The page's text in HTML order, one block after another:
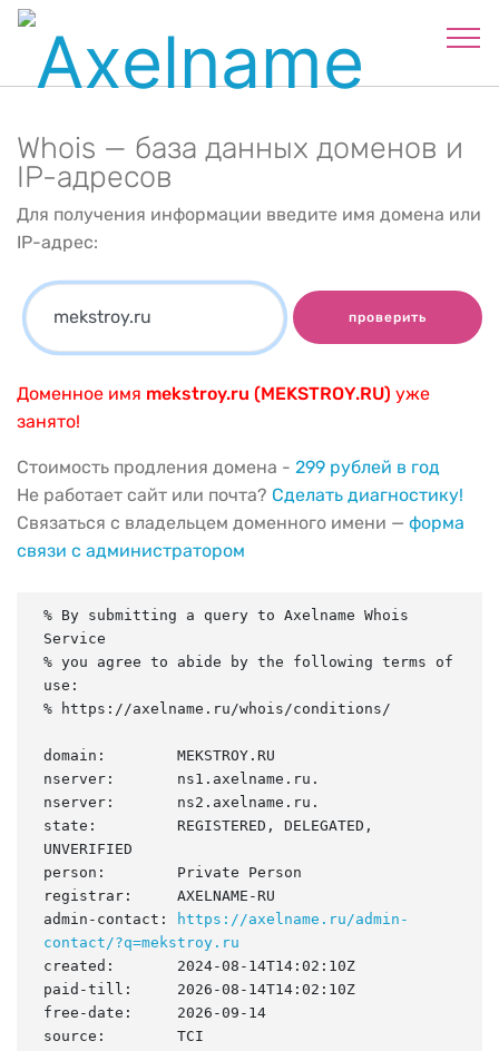
Whois — база данных доменов и
IP-адресов
Для получения информации введите имя домена или
IP-адрес:
проверить
Доменное имя mekstroy.ru (MEKSTROY.RU) уже
занято!
Стоимость продления домена - 299 рублей в год
Не работает сайт или почта? Сделать диагностику!
Связаться с владельцем доменного имени — форма
связи с администратором
% By submitting a query to Axelname Whois
Service
% you agree to abide by the following terms of
use:
% https://axelname.ru/whois/conditions/
domain:        MEKSTROY.RU
nserver:       ns1.axelname.ru.
nserver:       ns2.axelname.ru.
state:         REGISTERED, DELEGATED,
UNVERIFIED
person:        Private Person
registrar:     AXELNAME-RU
admin-contact:
https://axelname.ru/admin-
contact/?q=mekstroy.ru
created:       2024-08-14T14:02:10Z
paid-till:     2026-08-14T14:02:10Z
free-date:     2026-09-14
source:        TCI